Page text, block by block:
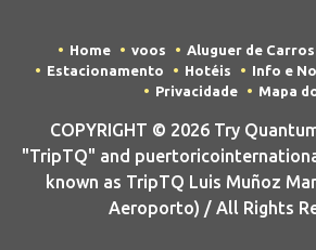
Home voos Aluguer de Carros
Estacionamento
Hotéis Info e
Privacidade
Mapa
COPYRIGHT © 2026 Try
"TripTQ" and
known as TripTQ Luis Muñoz
Aeroporto) / All Rights